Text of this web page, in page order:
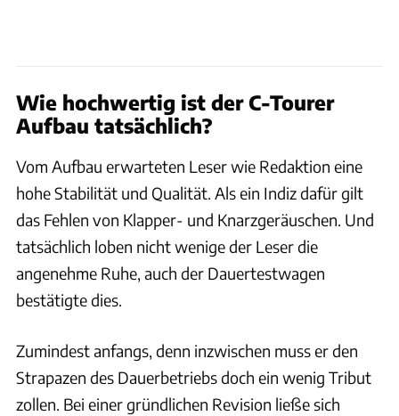
Wie hochwertig ist der C-Tourer
Aufbau tatsächlich?
Vom Aufbau erwarteten Leser wie Redaktion eine
hohe Stabilität und Qualität. Als ein Indiz dafür gilt
das Fehlen von Klapper- und Knarzgeräuschen. Und
tatsächlich loben nicht wenige der Leser die
angenehme Ruhe, auch der Dauertestwagen
bestätigte dies.
Zumindest anfangs, denn inzwischen muss er den
Strapazen des Dauerbetriebs doch ein wenig Tribut
zollen. Bei einer gründlichen Revision ließe sich